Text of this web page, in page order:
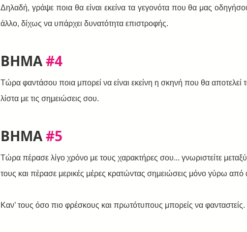
Δηλαδή, γράψε ποια θα είναι εκείνα τα γεγονότα που θα μας
άλλο, δίχως να υπάρχει δυνατότητα επιστροφής.
ΒΗΜΑ #4
Τώρα φαντάσου ποια μπορεί να είναι εκείνη η σκηνή που θα αποτελεί
λίστα με τις σημειώσεις σου.
ΒΗΜΑ #5
Τώρα πέρασε λίγο χρόνο με τους χαρακτήρες σου... γνωριστείτε
τους και πέρασε μερικές μέρες κρατώντας σημειώσεις μόνο γύρω από
Καν’ τους όσο πιο φρέσκους και πρωτότυπους μπορείς να φανταστείς.